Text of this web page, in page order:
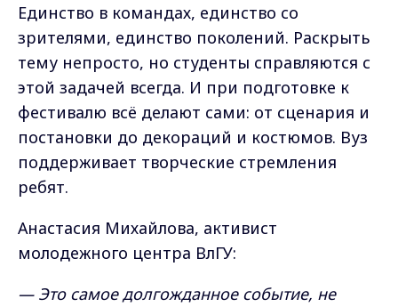
Единство в командах, единство со
зрителями, единство поколений. Раскрыть
тему непросто, но студенты справляются с
этой задачей всегда. И при подготовке к
фестивалю всё делают сами: от сценария и
постановки до декораций и костюмов. Вуз
поддерживает творческие стремления
ребят.
Анастасия Михайлова, активист
молодежного центра ВлГУ:
— Это самое долгожданное событие, не